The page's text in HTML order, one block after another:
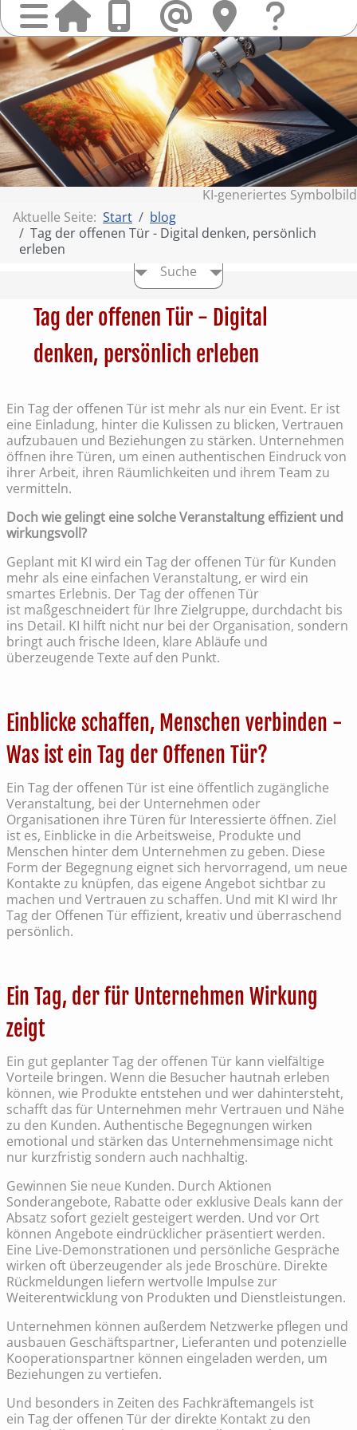
Anrufen
Mail
finden
Sie
uns
&
KI‑generiertes Symbolbild
Aktuelle Seite: Start
blog
Tag der offenen Tür - Digital denken, persönlich
erleben
Suche
Tag der offenen Tür - Digital
denken, persönlich erleben
Ein Tag der offenen Tür ist mehr als nur ein Event. Er ist
eine Einladung, hinter die Kulissen zu blicken, Vertrauen
aufzubauen und Beziehungen zu stärken. Unternehmen
öffnen ihre Türen, um einen authentischen Eindruck von
ihrer Arbeit, ihren Räumlichkeiten und ihrem Team zu
vermitteln.
Doch wie gelingt eine solche Veranstaltung effizient und
wirkungsvoll?
Geplant mit KI wird ein Tag der offenen Tür für Kunden
mehr als eine einfachen Veranstaltung, er wird ein
smartes Erlebnis. Der Tag der offenen Tür
ist maßgeschneidert für Ihre Zielgruppe, durchdacht bis
ins Detail. KI hilft nicht nur bei der Organisation, sondern
bringt auch frische Ideen, klare Abläufe und
überzeugende Texte auf den Punkt.
Einblicke schaffen, Menschen verbinden -
Was ist ein Tag der Offenen Tür?
Ein Tag der offenen Tür ist eine öffentlich zugängliche
Veranstaltung, bei der Unternehmen oder
Organisationen ihre Türen für Interessierte öffnen. Ziel
ist es, Einblicke in die Arbeitsweise, Produkte und
Menschen hinter dem Unternehmen zu geben. Diese
Form der Begegnung eignet sich hervorragend, um neue
Kontakte zu knüpfen, das eigene Angebot sichtbar zu
machen und Vertrauen zu schaffen. Und mit KI wird Ihr
Tag der Offenen Tür effizient, kreativ und überraschend
persönlich.
Ein Tag, der für Unternehmen Wirkung
zeigt
Ein gut geplanter Tag der offenen Tür kann vielfältige
Vorteile bringen. Wenn die Besucher hautnah erleben
können, wie Produkte entstehen und wer dahintersteht,
schafft das für Unternehmen mehr Vertrauen und Nähe
zu den Kunden. Authentische Begegnungen wirken
emotional und stärken das Unternehmensimage nicht
nur kurzfristig sondern auch nachhaltig.
Gewinnen Sie neue Kunden. Durch Aktionen
Sonderangebote, Rabatte oder exklusive Deals kann der
Absatz sofort gezielt gesteigert werden. Und vor Ort
können Angebote eindrücklicher präsentiert werden.
Eine Live-Demonstrationen und persönliche Gespräche
wirken oft überzeugender als jede Broschüre. Direkte
Rückmeldungen liefern wertvolle Impulse zur
Weiterentwicklung von Produkten und Dienstleistungen.
Unternehmen können außerdem Netzwerke pflegen und
ausbauen Geschäftspartner, Lieferanten und potenzielle
Kooperationspartner können eingeladen werden, um
Beziehungen zu vertiefen.
Und besonders in Zeiten des Fachkräftemangels ist
ein Tag der offenen Tür der direkte Kontakt zu den